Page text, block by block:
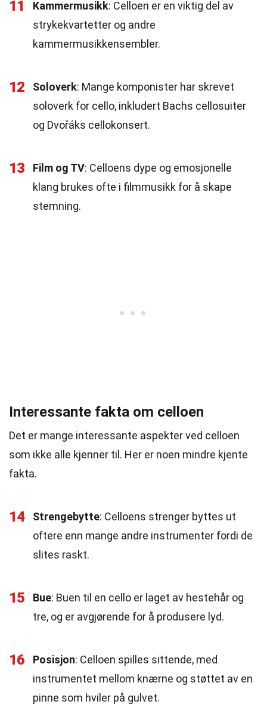
11 Kammermusikk: Celloen er en viktig del av
strykekvartetter og andre
kammermusikkensembler.
12 Soloverk: Mange komponister har skrevet
soloverk for cello, inkludert Bachs cellosuiter
og Dvořáks cellokonsert.
13 Film og TV: Celloens dype og emosjonelle
klang brukes ofte i filmmusikk for å skape
stemning.
Interessante fakta om celloen
Det er mange interessante aspekter ved celloen
som ikke alle kjenner til. Her er noen mindre kjente
fakta.
14 Strengebytte: Celloens strenger byttes ut
oftere enn mange andre instrumenter fordi de
slites raskt.
15 Bue: Buen til en cello er laget av hestehår og
tre, og er avgjørende for å produsere lyd.
16 Posisjon: Celloen spilles sittende, med
instrumentet mellom knærne og støttet av en
pinne som hviler på gulvet.